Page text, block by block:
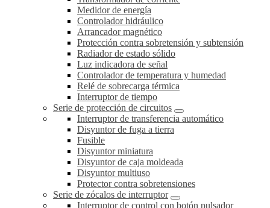
Medidor de energía
Controlador hidráulico
Arrancador magnético
Protección contra sobretensión y subtensión
Radiador de estado sólido
Luz indicadora de señal
Controlador de temperatura y humedad
Relé de sobrecarga térmica
Interruptor de tiempo
Serie de protección de circuitos
Interruptor de transferencia automático
Disyuntor de fuga a tierra
Fusible
Disyuntor miniatura
Disyuntor de caja moldeada
Disyuntor multiuso
Protector contra sobretensiones
Serie de zócalos de interruptor
Interruptor de control con botón pulsador